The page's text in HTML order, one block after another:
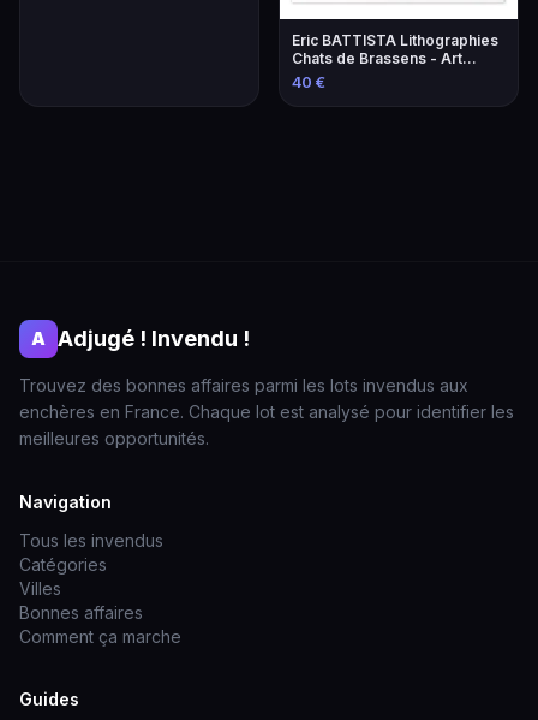
Eric BATTISTA Lithographies
Chats de Brassens - Art
Contemporain
40 €
A Adjugé ! Invendu !
Trouvez des bonnes affaires parmi les lots invendus aux
enchères en France. Chaque lot est analysé pour identifier les
meilleures opportunités.
Navigation
Tous les invendus
Catégories
Villes
Bonnes affaires
Comment ça marche
Guides